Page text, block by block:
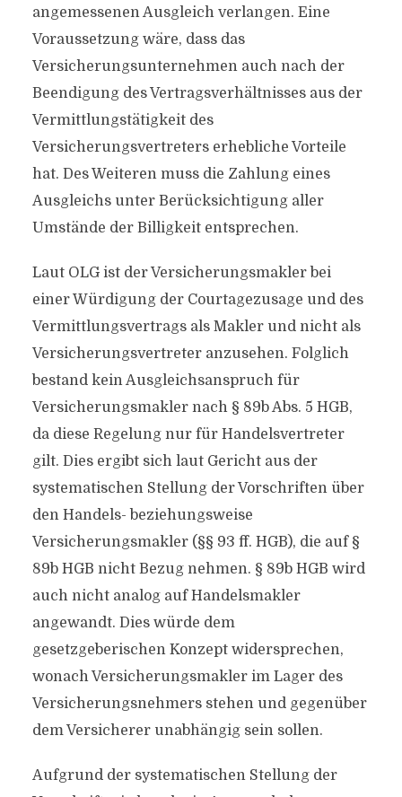
angemessenen Ausgleich verlangen. Eine
Voraussetzung wäre, dass das
Versicherungsunternehmen auch nach der
Beendigung des Vertragsverhältnisses aus der
Vermittlungstätigkeit des
Versicherungsvertreters erhebliche Vorteile
hat. Des Weiteren muss die Zahlung eines
Ausgleichs unter Berücksichtigung aller
Umstände der Billigkeit entsprechen.
Laut OLG ist der Versicherungsmakler bei
einer Würdigung der Courtagezusage und des
Vermittlungsvertrags als Makler und nicht als
Versicherungsvertreter anzusehen. Folglich
bestand kein Ausgleichsanspruch für
Versicherungsmakler nach § 89b Abs. 5 HGB,
da diese Regelung nur für Handelsvertreter
gilt. Dies ergibt sich laut Gericht aus der
systematischen Stellung der Vorschriften über
den Handels- beziehungsweise
Versicherungsmakler (§§ 93 ff. HGB), die auf §
89b HGB nicht Bezug nehmen. § 89b HGB wird
auch nicht analog auf Handelsmakler
angewandt. Dies würde dem
gesetzgeberischen Konzept widersprechen,
wonach Versicherungsmakler im Lager des
Versicherungsnehmers stehen und gegenüber
dem Versicherer unabhängig sein sollen.
Aufgrund der systematischen Stellung der